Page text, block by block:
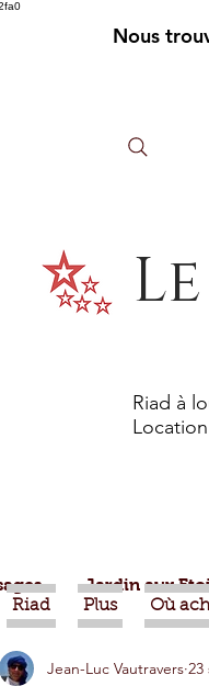
Nous
Riad à
Riad Plus Où
Jardin aux
Nature Berbère
Jean-Luc Vautravers 23